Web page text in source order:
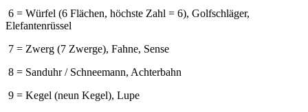
6 = Würfel (6 Flächen, höchste Zahl = 6), Golfschläger,
Elefantenrüssel
7 = Zwerg (7 Zwerge), Fahne, Sense
8 = Sanduhr / Schneemann, Achterbahn
9 = Kegel (neun Kegel), Lupe